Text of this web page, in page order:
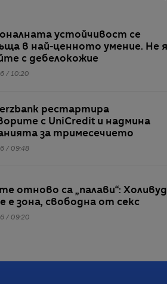
устойчивост се
в най-ценното умение. Не я
с дебелокожие
/ 10:20
рестартира
с UniCredit и надмина
за тримесечието
/ 09:48
отново са „палави“: Холивуд
е зона, свободна от секс
/ 09:20